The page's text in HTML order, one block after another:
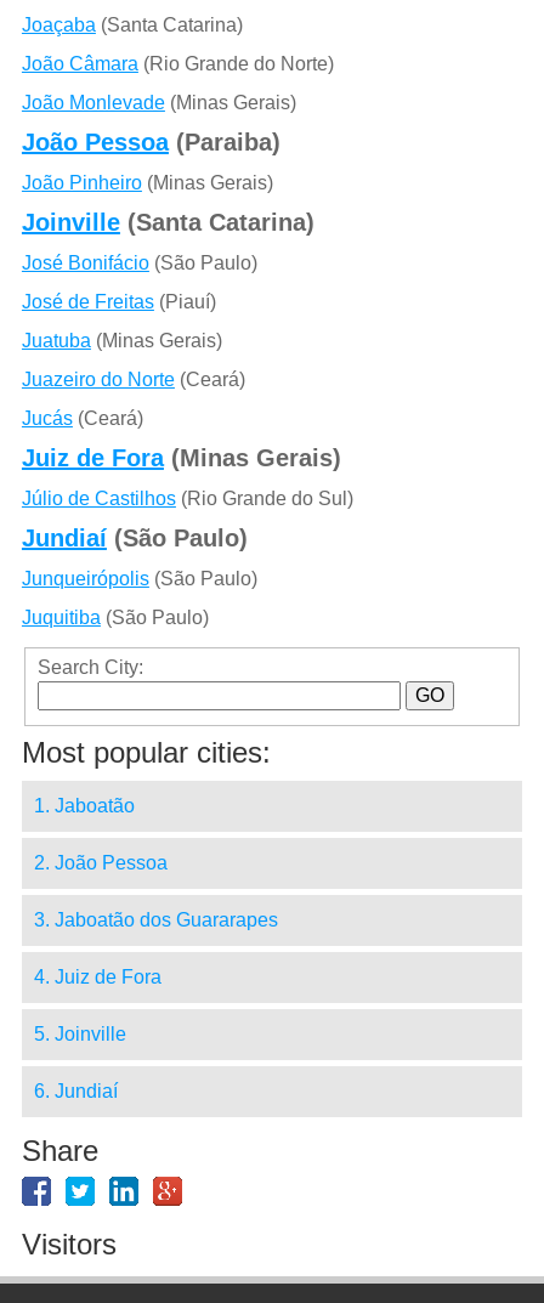
Joaçaba (Santa Catarina)
João Câmara (Rio Grande do Norte)
João Monlevade(Minas Gerais)
João Pessoa(Paraiba)
João Pinheiro(Minas Gerais)
Joinville(Santa Catarina)
José Bonifácio(São Paulo)
José de Freitas(Piauí)
Juatuba (Minas Gerais)
Juazeiro do Norte(Ceará)
Jucás(Ceará)
Juiz de Fora(Minas Gerais)
Júlio de Castilhos(Rio Grande do Sul)
Jundiaí(São Paulo)
Junqueirópolis(São Paulo)
Juquitiba (São Paulo)
Search City:
Most popular cities:
1. Jaboatão
2. João Pessoa
3. Jaboatão dos Guararapes
4. Juiz de Fora
5. Joinville
6. Jundiaí
Share
Visitors